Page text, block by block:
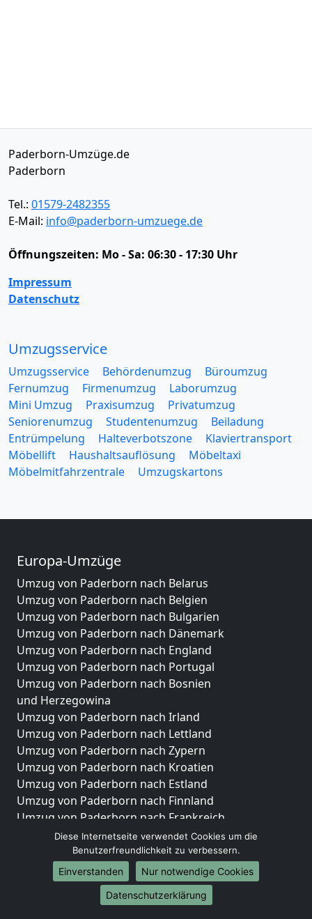
Paderborn-Umzüge.de
Paderborn
Tel.: 01579-2482355
E-Mail: info@paderborn-umzuege.de
Öffnungszeiten: Mo - Sa: 06:30 - 17:30 Uhr
Impressum
Datenschutz
Umzugsservice
Umzugsservice Behördenumzug
Büroumzug
Fernumzug
Firmenumzug
Laborumzug
Mini Umzug
Praxisumzug
Privatumzug
Seniorenumzug
Studentenumzug
Beiladung
Entrümpelung
Halteverbotszone
Klaviertransport
Möbellift
Haushaltsauflösung
Möbeltaxi
Möbelmitfahrzentrale
Umzugskartons
Europa-Umzüge
Umzug von Paderborn nach Belarus
Umzug von Paderborn nach Belgien
Umzug von Paderborn nach Bulgarien
Umzug von Paderborn nach Dänemark
Umzug von Paderborn nach England
Umzug von Paderborn nach Portugal
Umzug von Paderborn nach Bosnien
und Herzegowina
Umzug von Paderborn nach Irland
Umzug von Paderborn nach Lettland
Umzug von Paderborn nach Zypern
Umzug von Paderborn nach Kroatien
Umzug von Paderborn nach Estland
Umzug von Paderborn nach Finnland
Umzug von Paderborn nach Frankreich
Umzug von Paderborn nach Griechenland
Umzug von Paderborn nach Italien
Umzug von Paderborn nach Liechtenstein
Umzug von Paderborn nach Luxemburg
Umzug von Paderborn nach Niederlande
Diese Internetseite verwendet Cookies um die
Benutzerfreundlichkeit zu verbessern.
Einverstanden
Nur notwendige Cookies
Datenschutzerklärung